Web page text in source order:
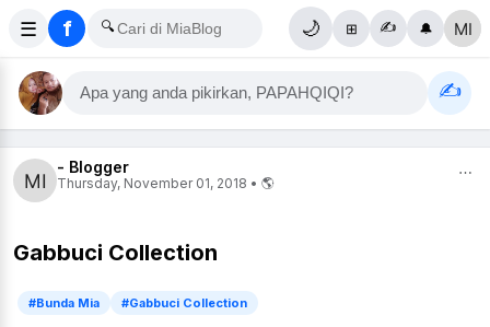
☰ f 🔍 🌙 ⊞ ✍️ 🔔
Apa yang anda pikirkan, PAPAHQIQI? ✍️
- Blogger
Thursday, November 01, 2018 • 🌎
⋯
Gabbuci Collection
#Bunda Mia #Gabbuci Collection